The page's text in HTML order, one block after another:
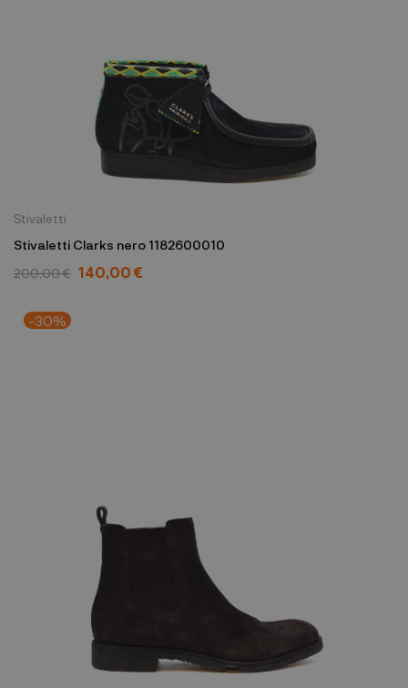
Stivaletti
Stivaletti Clarks nero 1182600010
200,00 € 140,00 €
-30%